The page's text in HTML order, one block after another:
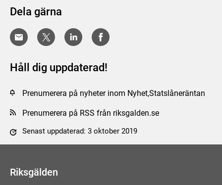
Dela gärna
Håll dig uppdaterad!
Prenumerera på nyheter inom Nyhet,Statslåneräntan
Prenumerera på RSS från riksgalden.se
Senast uppdaterad: 3 oktober 2019
Riksgälden